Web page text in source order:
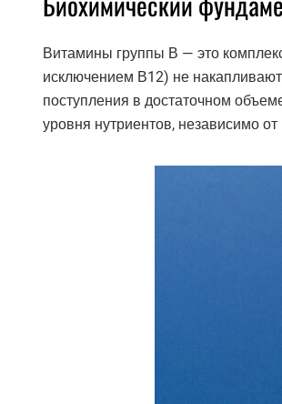
Витамины группы В — это
исключением В12) не
поступления в достаточном
уровня нутриентов, независимо